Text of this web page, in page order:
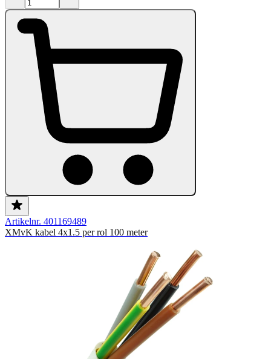
Artikelnr. 401169489
XMvK kabel 4x1.5 per rol 100 meter